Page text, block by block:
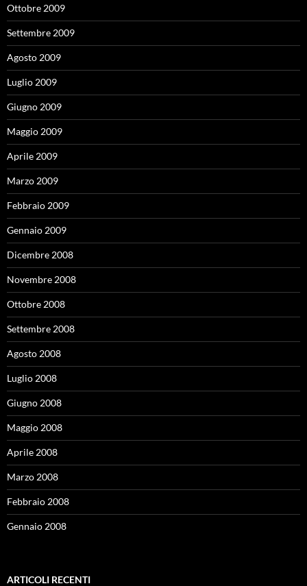
Ottobre 2009
Settembre 2009
Agosto 2009
Luglio 2009
Giugno 2009
Maggio 2009
Aprile 2009
Marzo 2009
Febbraio 2009
Gennaio 2009
Dicembre 2008
Novembre 2008
Ottobre 2008
Settembre 2008
Agosto 2008
Luglio 2008
Giugno 2008
Maggio 2008
Aprile 2008
Marzo 2008
Febbraio 2008
Gennaio 2008
ARTICOLI RECENTI